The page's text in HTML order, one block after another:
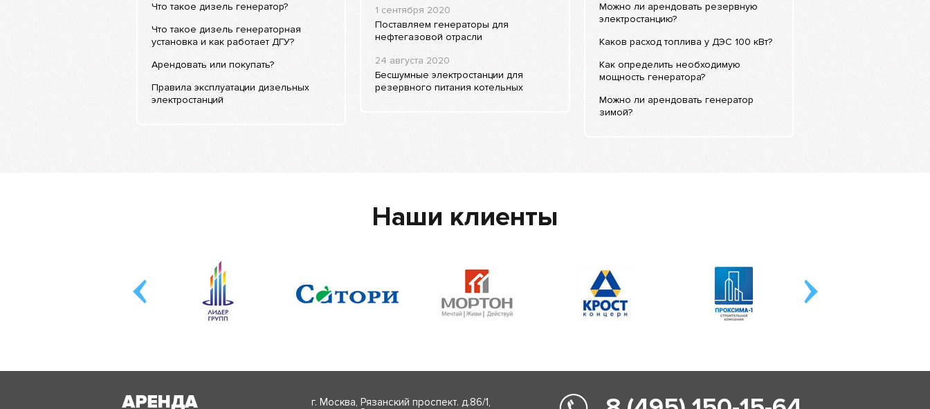
Что такое дизель генератор?
Что такое дизель генераторная
установка и как работает ДГУ?
Арендовать или покупать?
Правила эксплуатации дизельных
электростанций
1 сентября 2020
Поставляем генераторы для
нефтегазовой отрасли
24 августа 2020
Бесшумные электростанции для
резервного питания котельных
Можно ли арендовать резервную
электростанцию?
Каков расход топлива у ДЭС 100 кВт?
Как определить необходимую
мощность генератора?
Можно ли арендовать генератор
зимой?
Наши клиенты
г. Москва, Рязанский проспект. д.86/1,